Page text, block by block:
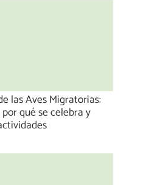
las Aves Migratorias:
qué se celebra y